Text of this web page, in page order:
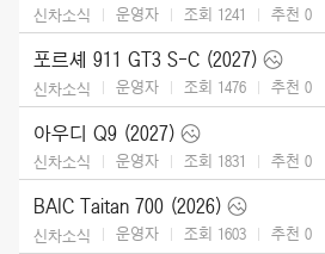
신차소식 운영자 조회 1241 추천 0
포르셰 911 GT3 S-C (2027)
신차소식 운영자 조회 1476 추천 0
아우디 Q9 (2027)
신차소식 운영자 조회 1831 추천 0
BAIC Taitan 700 (2026)
신차소식 운영자 조회 1603 추천 0